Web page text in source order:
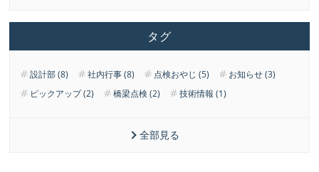
タグ
設計部 (8) 社内行事 (8) 点検おやじ (5)
お知らせ (3)
ピックアップ (2)
橋梁点検 (2) 技術情報 (1)
全部見る